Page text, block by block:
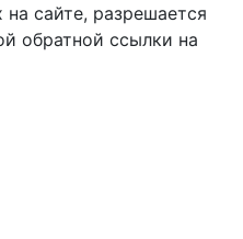
сайте, разрешается
обратной ссылки на